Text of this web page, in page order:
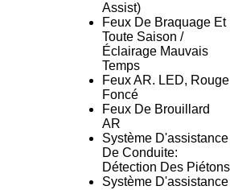
Assist)
Feux De Braquage Et
Toute Saison /
Éclairage Mauvais
Temps
Feux AR. LED, Rouge
Foncé
Feux De Brouillard
AR
Système D'assistance
De Conduite:
Détection Des Piétons
Système D'assistance